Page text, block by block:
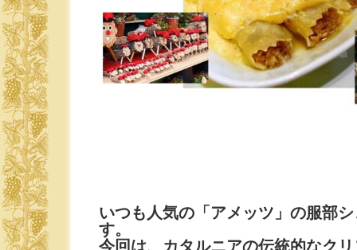
いつも人気の「アメッツ」の服部
す。
今回は、カタルニアの伝統的なク